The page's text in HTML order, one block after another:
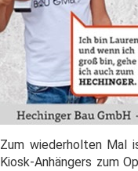
Zum wiederholten Mal
Kiosk-Anhängers zum